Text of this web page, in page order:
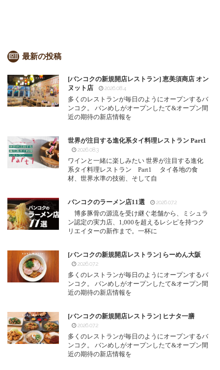
最新の投稿
[バンコクの新規開店レストラン] 恵美須商店 オン
ヌット店
2026.08.4
多くのレストランが毎日のようにオープンするバ
ンコク。 バンめしがオープンしたて&オープン間
近の期待の新店情報を
世界が注目する進化系タイ料理レストラン Part1
2026.08.3
ワインと一緒に楽しみたい 世界が注目する進化
系タイ料理レストラン Part1 タイ各地の食
材、世界水準の技術、そして自
バンコクのラーメン店11選 2026.07.2
博多豚骨の源流を受け継ぐ老舗から、ミシュラ
ン認定の実力店、1,000を超えるレシピを持つク
リエイターの新作まで。一杯に
[バンコクの新規開店レストラン] らーめん大阪
2026.07.2
多くのレストランが毎日のようにオープンするバ
ンコク。 バンめしがオープンしたて&オープン間
近の期待の新店情報を
[バンコクの新規開店レストラン] ヒナタ一膳
2026.07.2
多くのレストランが毎日のようにオープンするバ
ンコク。 バンめしがオープンしたて&オープン間
近の期待の新店情報を